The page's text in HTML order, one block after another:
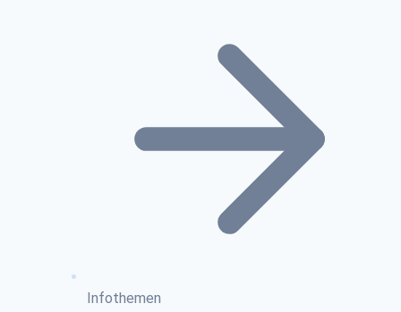
Infothemen